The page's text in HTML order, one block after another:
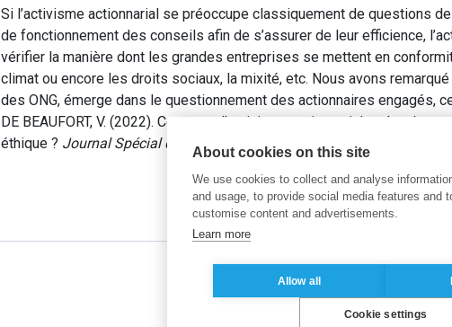
Si l’activisme actionnarial se préoccupe classiquement de questions
de fonctionnement des conseils afin de s’assurer de leur efficience,
vérifier la manière dont les grandes entreprises se mettent en
climat ou encore les droits sociaux, la mixité, etc. Nous avons remarqué
des ONG, émerge dans le questionnement des actionnaires engagés,
DE BEAUFORT, V. (2022). Comment l’activisme actionnarial amène les
éthique ? Journal Spécial des Sociétés , (38), pp. 16-19.
About cookies on this site
We use cookies to collect and analyse
and usage, to provide social media features and
customise content and advertisements.
Learn more
Allow all
Cookie settings